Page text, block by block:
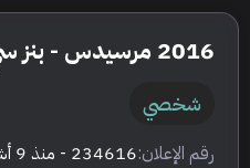
2016 مرسيدس - بنز سي 400
شخصي
رقم الإعلان:234616 - منذ 9 أشهر